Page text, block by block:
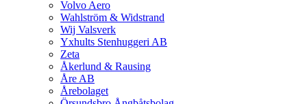
Volvo Aero
Wahlström & Widstrand
Wij Valsverk
Yxhults Stenhuggeri AB
Zeta
Åkerlund & Rausing
Åre AB
Årebolaget